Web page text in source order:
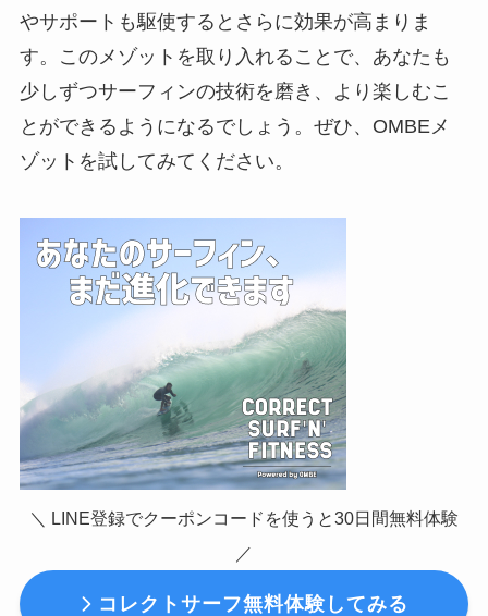
やサポートも駆使するとさらに効果が高まりま
す。このメゾットを取り入れることで、あなたも
少しずつサーフィンの技術を磨き、より楽しむこ
とができるようになるでしょう。ぜひ、OMBEメ
ゾットを試してみてください。
＼ LINE登録でクーポンコードを使うと30日間無料体験
／
コレクトサーフ無料体験してみる